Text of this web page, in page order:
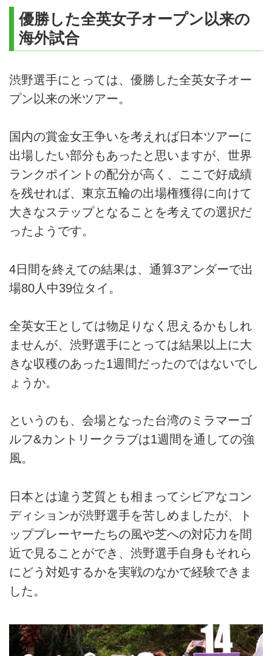
優勝した全英女子オープン以来の
海外試合
渋野選手にとっては、優勝した全英女子オー
プン以来の米ツアー。
国内の賞金女王争いを考えれば日本ツアーに
出場したい部分もあったと思いますが、世界
ランクポイントの配分が高く、ここで好成績
を残せれば、東京五輪の出場権獲得に向けて
大きなステップとなることを考えての選択だ
ったようです。
4日間を終えての結果は、通算3アンダーで出
場80人中39位タイ。
全英女王としては物足りなく思えるかもしれ
ませんが、渋野選手にとっては結果以上に大
きな収穫のあった1週間だったのではないでし
ょうか。
というのも、会場となった台湾のミラマーゴ
ルフ&カントリークラブは1週間を通しての強
風。
日本とは違う芝質とも相まってシビアなコン
ディションが渋野選手を苦しめましたが、ト
ッププレーヤーたちの風や芝への対応力を間
近で見ることができ、渋野選手自身もそれら
にどう対処するかを実戦のなかで経験できま
した。